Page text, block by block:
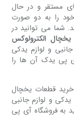
مستقر و در حال
را به دو صورت
شما می توانید در
الکترولوکس
و لوازم یدکی
پی یدک آن ها را
خرید قطعات یخچال
و لوازم جانبی
به فروشگاه آی پی